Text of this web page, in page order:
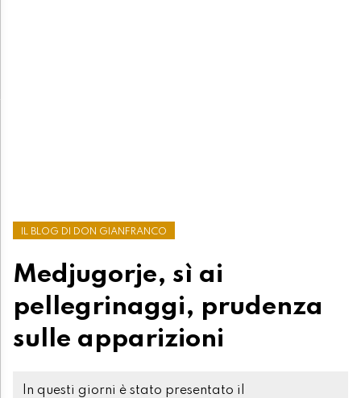
IL BLOG DI DON GIANFRANCO
Medjugorje, sì ai
pellegrinaggi, prudenza
sulle apparizioni
In questi giorni è stato presentato il